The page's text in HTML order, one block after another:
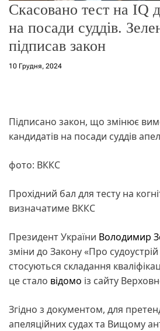
Скасовано тест на IQ
на посади суддів.
підписав закон
10 Грудня, 2024
Підписано закон, що змінює
кандидатів на посади суддів
фото: ВККС
Прохідний бал для тесту на
визначатиме ВККС
Президент України Володимир
зміни до Закону «Про судоустрій
стосуються складання
це стало відомо із сайту
Згідно з документом, для
апеляційних судах та Вищому